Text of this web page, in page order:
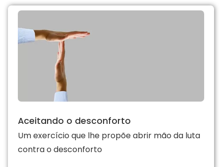
Aceitando o desconforto
Um exercício que lhe propõe abrir mão da luta
contra o desconforto